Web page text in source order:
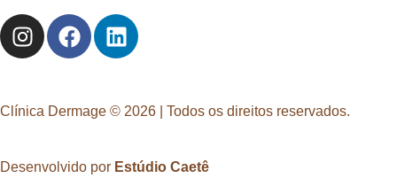
Clínica Dermage © 2026 | Todos os direitos reservados.
Desenvolvido por Estúdio Caetê